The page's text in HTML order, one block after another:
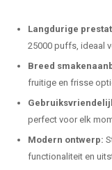
Langdurige
25000 puffs, ideaal
Breed
fruitige en frisse
perfect voor elk
Modern ontwerp:
functionaliteit en